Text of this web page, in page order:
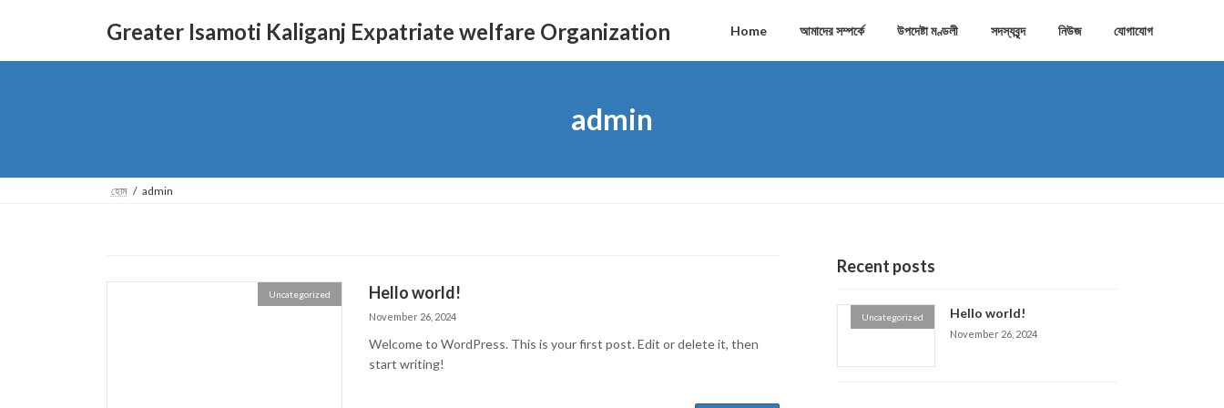
content
Navigation
Greater Isamoti Kaliganj Expatriate welfare Organization Home আমাদের সম্পর্কে উপদেষ্টা মণ্ডলী সদস্যবৃন্দ নিউজ যোগাযোগ
admin
হোম admin
Uncategorized Hello world!
November 26, 2024
Welcome to WordPress. This is your first post. Edit or delete it, then
start writing!
Recent posts
Uncategorized Hello world!
November 26, 2024